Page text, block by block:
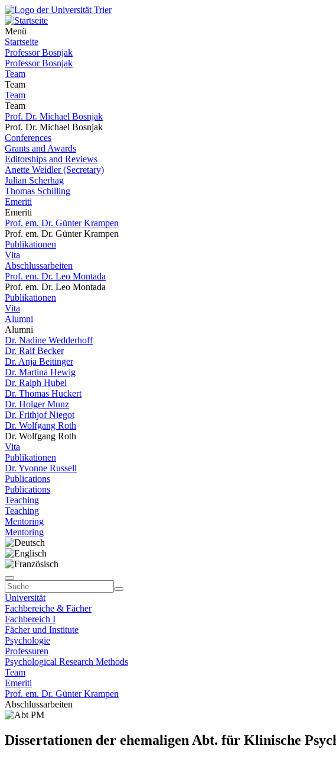
Menü
Startseite
Professor Bosnjak
Professor Bosnjak
Team
Team
Team
Team
Prof. Dr. Michael Bosnjak
Prof. Dr. Michael Bosnjak
Conferences
Grants and Awards
Editorships and Reviews
Anette Weidler (Secretary)
Julian Scherhag
Thomas Schilling
Emeriti
Emeriti
Prof. em. Dr. Günter Krampen
Prof. em. Dr. Günter Krampen
Publikationen
Vita
Abschlussarbeiten
Prof. em. Dr. Leo Montada
Prof. em. Dr. Leo Montada
Publikationen
Vita
Alumni
Alumni
Dr. Nadine Wedderhoff
Dr. Ralf Becker
Dr. Anja Beitinger
Dr. Martina Hewig
Dr. Ralph Hubel
Dr. Thomas Huckert
Dr. Holger Munz
Dr. Frithjof Niegot
Dr. Wolfgang Roth
Dr. Wolfgang Roth
Vita
Publikationen
Dr. Yvonne Russell
Publications
Publications
Teaching
Teaching
Mentoring
Mentoring
Universität
Fachbereiche & Fächer
Fachbereich I
Fächer und Institute
Psychologie
Professuren
Psychological Research Methods
Team
Emeriti
Prof. em. Dr. Günter Krampen
Abschlussarbeiten
Dissertationen der ehemaligen Abt. für Klinische